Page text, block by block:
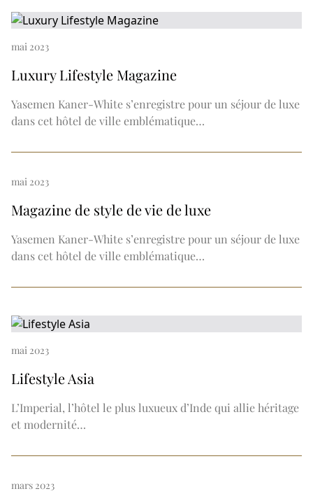
mai 2023
Luxury Lifestyle Magazine
Yasemen Kaner-White s’enregistre pour un séjour de luxe
dans cet hôtel de ville emblématique…
mai 2023
Magazine de style de vie de luxe
Yasemen Kaner-White s’enregistre pour un séjour de luxe
dans cet hôtel de ville emblématique…
mai 2023
Lifestyle Asia
L’Imperial, l’hôtel le plus luxueux d’Inde qui allie héritage
et modernité…
mars 2023